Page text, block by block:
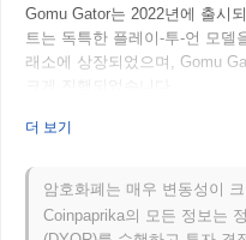
Gomu Gator는 2022년에 출시
트는 독특한 플레이-투-언 모델
래소에 상장되었으며, Gomu
Gomu Gator의 향후 계획
Gomu Gator는 사용자 참여를
들고 있습니다. 커뮤니티는 보
할 계획입니다. 또한, 팀은 인
더 보기
암호화폐는 매우 변동성이
Coinpaprika의 모든 정보는